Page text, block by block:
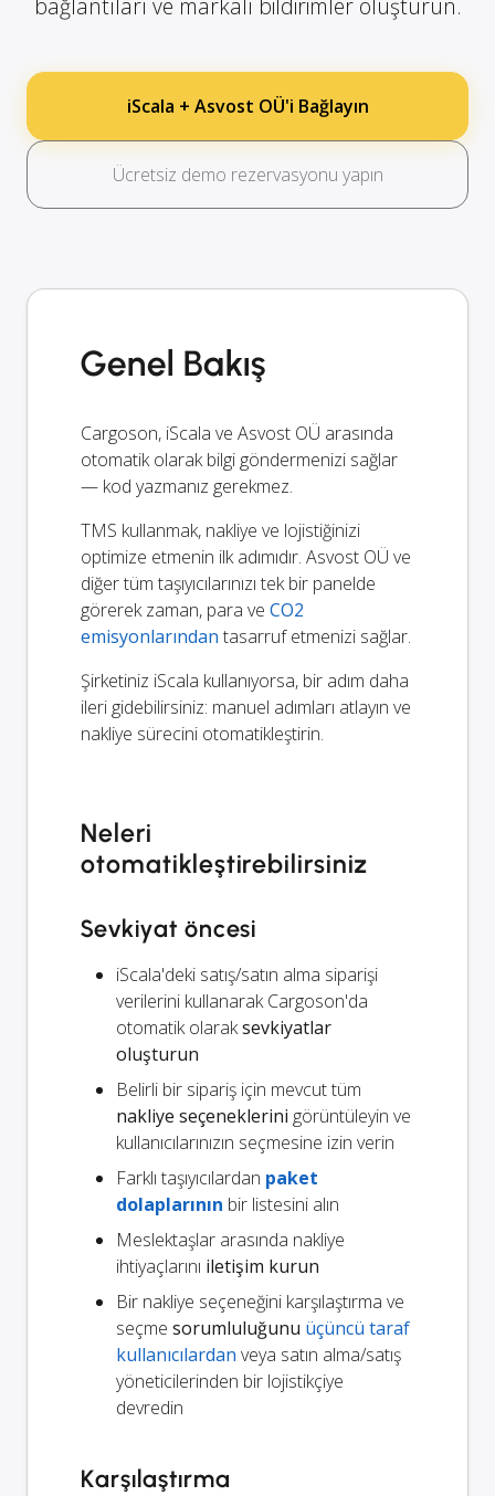
bağlantıları ve markalı bildirimler oluşturun.
iScala + Asvost OÜ'i Bağlayın
Ücretsiz demo rezervasyonu yapın
Genel Bakış
Cargoson, iScala ve Asvost OÜ arasında
otomatik olarak bilgi göndermenizi sağlar
— kod yazmanız gerekmez.
TMS kullanmak, nakliye ve lojistiğinizi
optimize etmenin ilk adımıdır. Asvost OÜ ve
diğer tüm taşıyıcılarınızı tek bir panelde
görerek zaman, para ve CO2
emisyonlarından tasarruf etmenizi sağlar.
Şirketiniz iScala kullanıyorsa, bir adım daha
ileri gidebilirsiniz: manuel adımları atlayın ve
nakliye sürecini otomatikleştirin.
Neleri
otomatikleştirebilirsiniz
Sevkiyat öncesi
iScala'deki satış/satın alma siparişi
verilerini kullanarak Cargoson'da
otomatik olaraksevkiyatlar
oluşturun
Belirli bir sipariş için mevcut tüm
nakliye seçeneklerini görüntüleyin ve
kullanıcılarınızın seçmesine izin verin
Farklı taşıyıcılardan paket
dolaplarının bir listesini alın
Meslektaşlar arasında nakliye
ihtiyaçlarını iletişim kurun
Bir nakliye seçeneğini karşılaştırma ve
seçme sorumluluğunu üçüncü taraf
kullanıcılardan veya satın alma/satış
yöneticilerinden bir lojistikçiye
devredin
Karşılaştırma